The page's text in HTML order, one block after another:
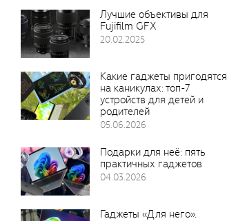
Лучшие объективы для
Fujifilm GFX
20.02.2025
Какие гаджеты пригодятся
на каникулах: топ-7
устройств для детей и
родителей
05.06.2026
Подарки для неё: пять
практичных гаджетов
04.03.2026
Гаджеты «Для него».